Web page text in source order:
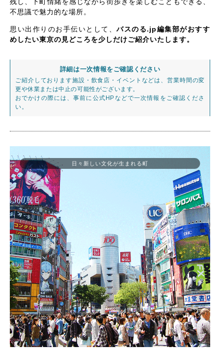
不思議で魅力的な場所。
思い出作りのお手伝いとして、バスのる.jp編集部がおすす
めしたい東京の見どころを少しだけご紹介いたします。
詳細は一次情報をご確認ください
ご紹介しております施設・飲食店・イベントなどは、営業時間の変
更や休業または中止の可能性がございます。
おでかけの際には、事前に公式HPなどで一次情報をご確認くださ
い。
日々新しい文化が生まれる町